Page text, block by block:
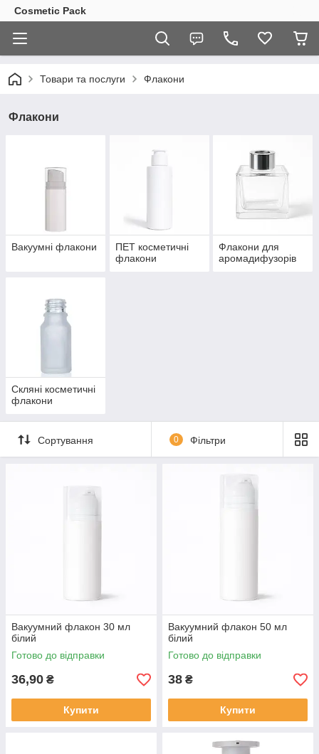
Cosmetic Pack
Товари та послуги Флакони
Флакони
Вакуумні флакони
ПЕТ косметичні
флакони
Флакони для
аромадифузорів
Скляні косметичні
флакони
Сортування 0 Фільтри
Вакуумний флакон 30 мл
білий
Готово до відправки
36,90 ₴
Купити
Вакуумний флакон 50 мл
білий
Готово до відправки
38 ₴
Купити